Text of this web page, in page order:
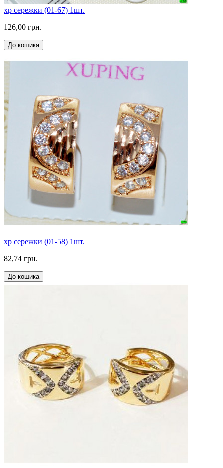
xp сережки (01-67) 1шт.
126,00 грн.
До кошика
xp сережки (01-58) 1шт.
82,74 грн.
До кошика